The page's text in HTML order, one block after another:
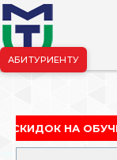
АБИТУРИЕНТУ
НА ОБУЧЕНИЕ,